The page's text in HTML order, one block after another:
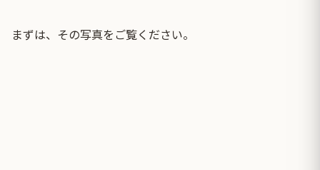
まずは、その写真をご覧ください。